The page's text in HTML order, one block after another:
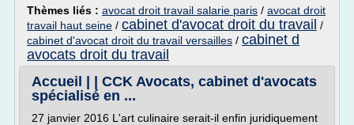
Thèmes liés : avocat droit travail salarie paris / avocat droit
travail haut seine / cabinet d'avocat droit du travail /
cabinet d'avocat droit du travail versailles / cabinet d
avocats droit du travail
Accueil | | CCK Avocats, cabinet d'avocats
spécialisé en ...
27 janvier 2016 L'art culinaire serait-il enfin juridiquement